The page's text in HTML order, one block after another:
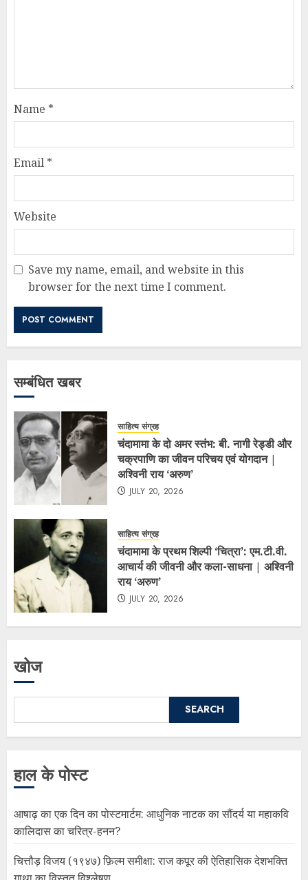
Name *
Email *
Website
Save my name, email, and website in this
browser for the next time I comment.
सम्बंधित खबर
साहित्य संग्रह
चंदामामा के दो अमर स्तंभ: बी. नागी रेड्डी और
चक्रपाणि का जीवन परिचय एवं योगदान |
अश्विनी राय ‘अरुण’
JULY 20, 2026
साहित्य संग्रह
चंदामामा के प्रथम शिल्पी ‘चित्रा’: एम.टी.वी.
आचार्य की जीवनी और कला-साधना | अश्विनी
राय ‘अरुण’
JULY 20, 2026
खोज
SEARCH
हाल के पोस्ट
आषाढ़ का एक दिन का पोस्टमार्टम: आधुनिक नाटक का सौंदर्य या महाकवि
कालिदास का चरित्र-हनन?
चित्तौड़ विजय (१९४७) फ़िल्म समीक्षा: राज कपूर की ऐतिहासिक देशभक्ति